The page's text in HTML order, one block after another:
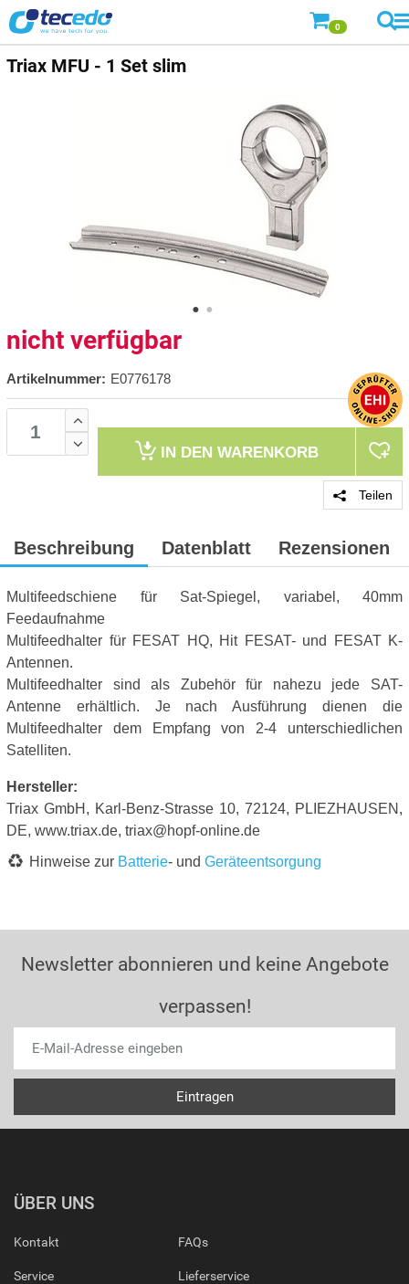
0
Triax MFU - 1 Set slim
nicht verfügbar
Artikelnummer: E0776178
IN DEN WARENKORB
Teilen
Beschreibung Datenblatt Rezensionen
Multifeedschiene für Sat-Spiegel, variabel, 40mm
Feedaufnahme
Multifeedhalter für FESAT HQ, Hit FESAT- und FESAT K-
Antennen.
Multifeedhalter sind als Zubehör für nahezu jede SAT-
Antenne erhältlich. Je nach Ausführung dienen die
Multifeedhalter dem Empfang von 2-4 unterschiedlichen
Satelliten.
Hersteller:
Triax GmbH, Karl-Benz-Strasse 10, 72124, PLIEZHAUSEN,
DE, www.triax.de, triax@hopf-online.de
Hinweise zur Batterie- und Geräteentsorgung
Newsletter abonnieren und keine Angebote
verpassen!
ÜBER UNS
Kontakt
Service
FAQs
Lieferservice